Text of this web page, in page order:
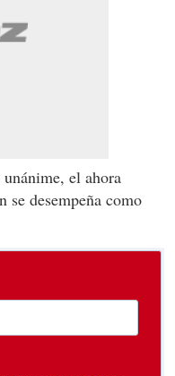
el ahora
se desempeña como